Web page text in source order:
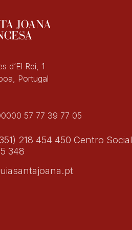
d’El Rei, 1
Portugal
57 77 39 77 05
218 454 450 Centro Social
348